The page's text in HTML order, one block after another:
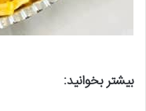
بیشتر بخوانید: